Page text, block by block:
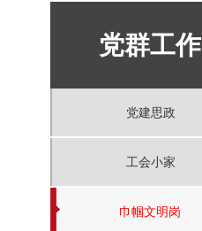
党群工作
党建思政
工会小家
巾帼文明岗